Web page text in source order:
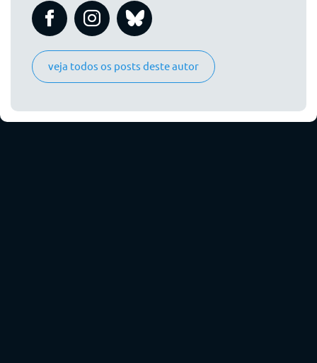
veja todos os posts deste autor